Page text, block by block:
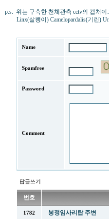
p.s. 위는 구축한 천체관측 cctv의 캡처
Linx(살쾡이) Camelopardalis(기린)
Name
Spamfree
Password
Comment
답글쓰기
번호
1782 봉정임사리탑 주변